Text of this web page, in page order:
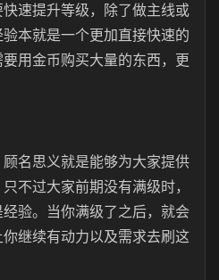
速提升等级，除了做主线或
本就是一个更加直接快速的
用金币购买大量的东西，更
名思义就是能够为大家提供
不过大家前期没有满级时，
验。当你满级了之后，就会
继续有动力以及需求去刷这